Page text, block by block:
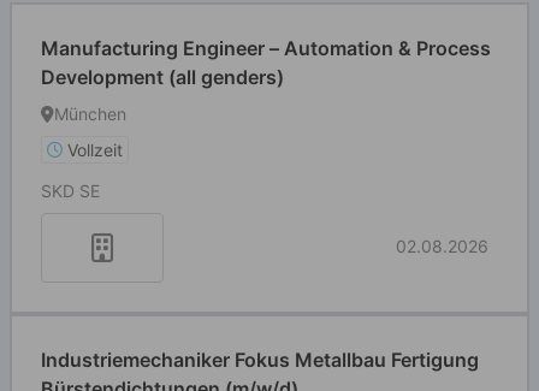
Manufacturing Engineer – Automation & Process
Development (all genders)
München
Vollzeit
SKD SE
02.08.2026
Industriemechaniker Fokus Metallbau Fertigung